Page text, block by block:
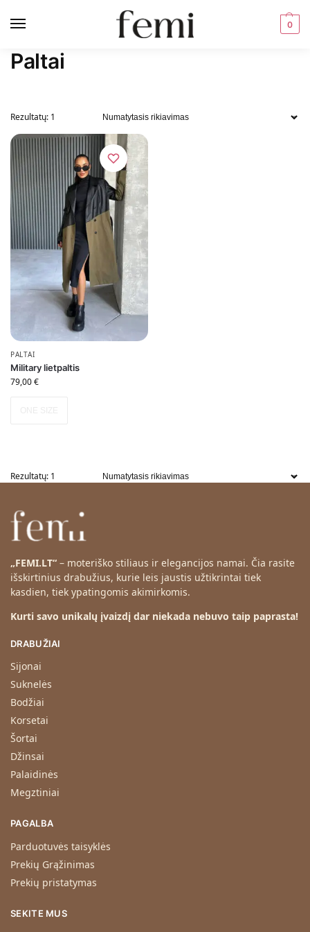
0
Paltai
Rezultatų: 1
PALTAI
Military lietpaltis
79,00€
Rezultatų: 1
„FEMI.LT“ – moteriško stiliaus ir elegancijos namai. Čia rasite
išskirtinius drabužius, kurie leis jaustis užtikrintai tiek
kasdien, tiek ypatingomis akimirkomis.
Kurti savo unikalų įvaizdį dar niekada nebuvo taip paprasta!
DRABUŽIAI
Sijonai
Suknelės
Bodžiai
Korsetai
Šortai
Džinsai
Palaidinės
Megztiniai
PAGALBA
Parduotuvės taisyklės
Prekių Grąžinimas
Prekių pristatymas
SEKITE MUS